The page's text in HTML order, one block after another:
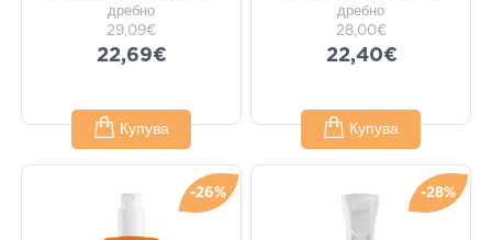
дребно
29,09€
22,69€
Купува
дребно
28,00€
22,40€
Купува
-26% -28%